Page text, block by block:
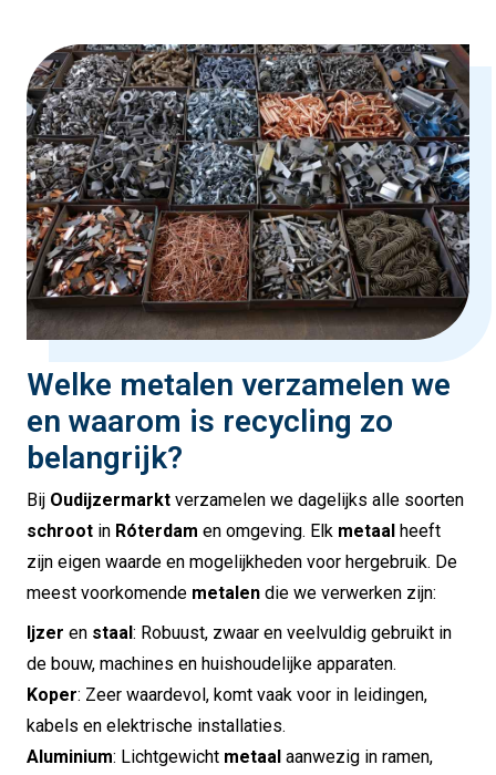
Welke metalen verzamelen we
en waarom is recycling zo
belangrijk?
Bij Oudijzermarkt verzamelen we dagelijks alle soorten
schroot in Róterdam en omgeving. Elk metaal heeft
zijn eigen waarde en mogelijkheden voor hergebruik. De
meest voorkomende metalen die we verwerken zijn:
Ijzer en staal: Robuust, zwaar en veelvuldig gebruikt in
de bouw, machines en huishoudelijke apparaten.
Koper: Zeer waardevol, komt vaak voor in leidingen,
kabels en elektrische installaties.
Aluminium: Lichtgewicht metaal aanwezig in ramen,